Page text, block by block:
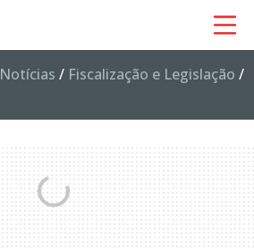
Notícias / Fiscalização e Legislação /